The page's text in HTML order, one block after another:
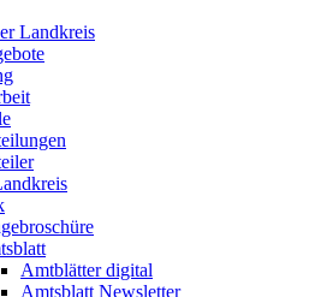
Landkreis
Amtblätter digital
Amtsblatt Newsletter